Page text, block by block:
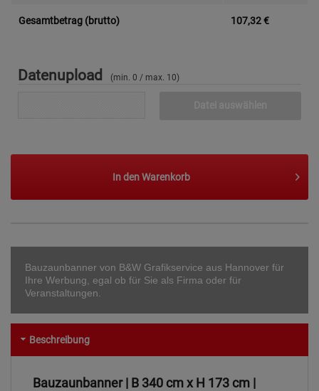
Gesamtbetrag (brutto) 107,32€
Datenupload (min. 0 / max. 10)
In den Warenkorb
Bauzaunbanner von B&W Grafikservice aus Hannover für
Ihre Werbung, egal ob für Sie als Firma oder für
Veranstaltungen.
Beschreibung
Bauzaunbanner | B 340 cm x H 173 cm |